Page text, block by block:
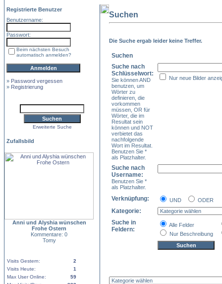
Registrierte Benutzer
Benutzername:
Passwort:
Beim nächsten Besuch
automatisch anmelden?
» Password vergessen
» Registrierung
Erweiterte Suche
Zufallsbild
Anni und Alyshia wünschen
Frohe Ostern
Kommentare: 0
Tomy
Visits Gestern:
2
Visits Heute:
1
Max User Online:
59
Suchen
Die Suche ergab leider keine Treffer.
Suchen
Suche nach
Schlüsselwort:
Sie können AND
benutzen, um
Wörter zu
definieren, die
vorkommen
müssen, OR für
Wörter, die im
Resultat sein
können und NOT
verbietet das
nachfolgende
Wort im Resultat.
Benutzen Sie *
als Platzhalter.
Nur neue Bilder
Suche nach
Username:
Benutzen Sie *
als Platzhalter.
Verknüpfung: UND ODER
Kategorie:
Suche in
Feldern:
Alle Felder
Nur Beschreibung